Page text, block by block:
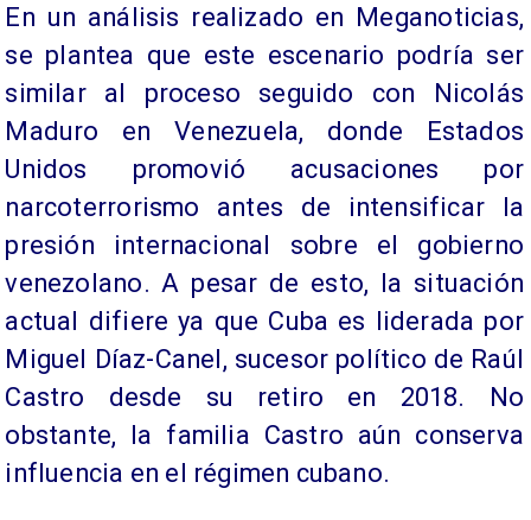
En un análisis realizado en Meganoticias,
se plantea que este escenario podría ser
similar al proceso seguido con Nicolás
Maduro en Venezuela, donde Estados
Unidos promovió acusaciones por
narcoterrorismo antes de intensificar la
presión internacional sobre el gobierno
venezolano. A pesar de esto, la situación
actual difiere ya que Cuba es liderada por
Miguel Díaz-Canel, sucesor político de Raúl
Castro desde su retiro en 2018. No
obstante, la familia Castro aún conserva
influencia en el régimen cubano.